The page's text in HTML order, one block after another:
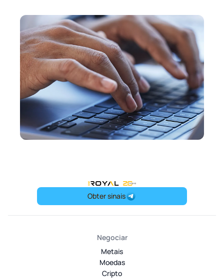
OneRoyal Home
Obter sinais
Negociar
Metais
Moedas
Cripto